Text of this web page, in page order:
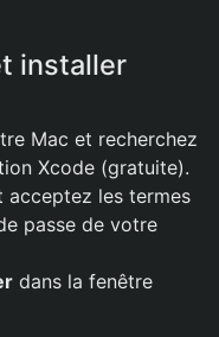
installer
Mac et recherchez
Xcode (gratuite).
acceptez les termes
passe de votre
dans la fenêtre